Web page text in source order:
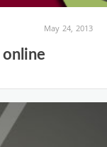
May 24, 2013
online